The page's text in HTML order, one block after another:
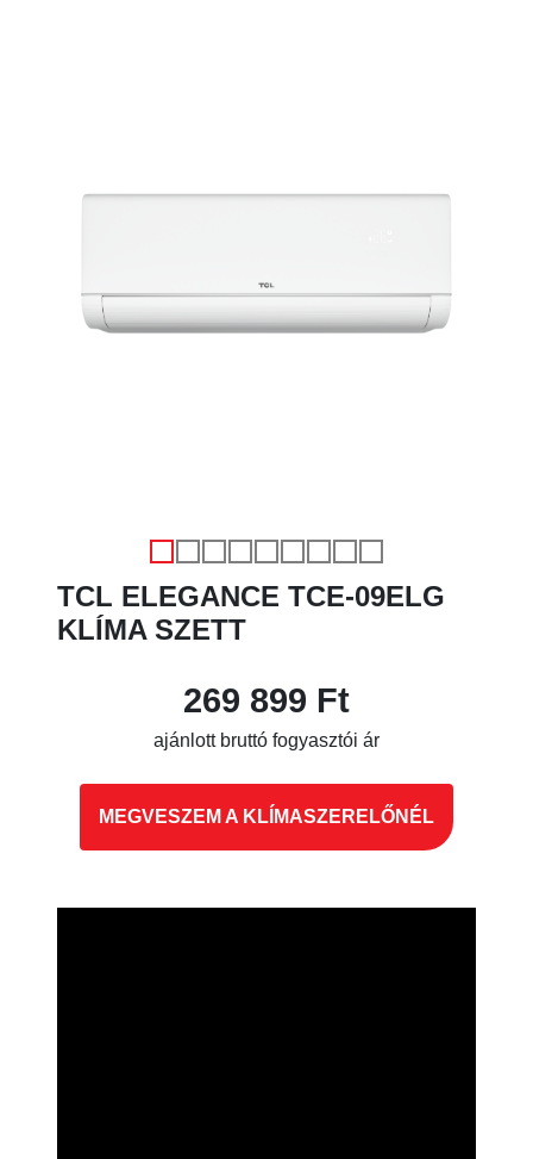
Előző
TCL ELEGANCE TCE-09ELG
KLÍMA SZETT
269 899 Ft
ajánlott bruttó fogyasztói ár
MEGVESZEM A KLÍMASZERELŐNÉL